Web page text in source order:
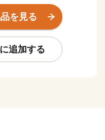
立地条件のなかで、人
くりに取り組んでおり
どり市のまちづくりへ
方々にも、まちづくり
を見る
追加する